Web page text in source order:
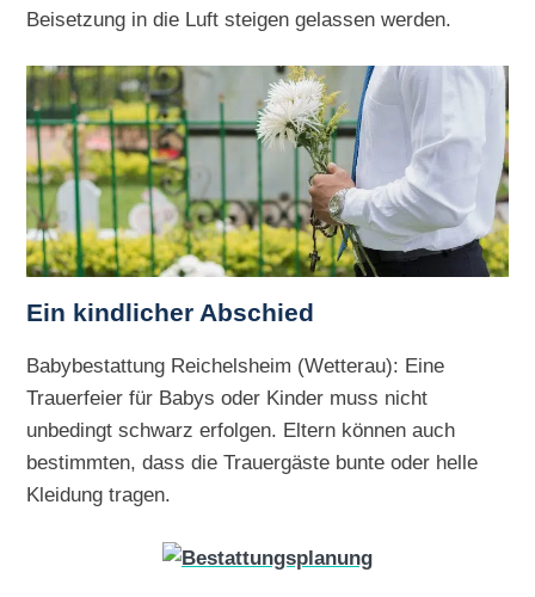
Beisetzung in die Luft steigen gelassen werden.
Ein kindlicher Abschied
Babybestattung Reichelsheim (Wetterau): Eine
Trauerfeier für Babys oder Kinder muss nicht
unbedingt schwarz erfolgen. Eltern können auch
bestimmten, dass die Trauergäste bunte oder helle
Kleidung tragen.